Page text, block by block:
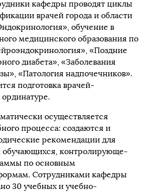
кафедры проводят циклы
врачей города и области
обучение в
медицинского образования по
«Поздние
диабета», «Заболевания
«Патология надпочечников».
подготовка врачей-
осуществляется
процесса: создаются и
рекомендации для
обучающихся, контролирующе-
по основным
Сотрудниками кафедры
30 учебных и учебно-